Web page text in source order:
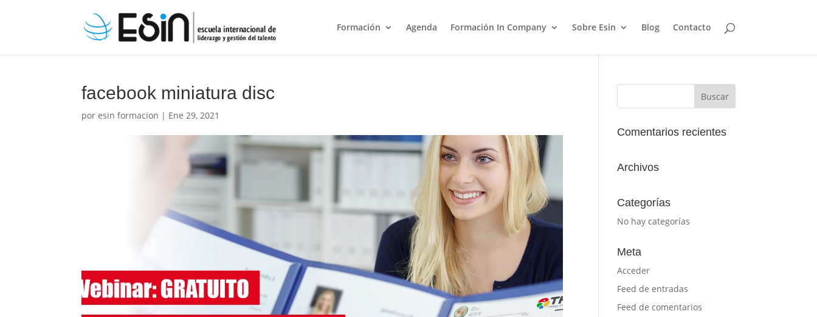
Formación Agenda Formación In Company Sobre Esin Blog Contacto
facebook miniatura disc
poresin formacion | Ene 29, 2021
Comentarios recientes
Archivos
Categorías
No hay categorías
Meta
Acceder
Feed de entradas
Feed de comentarios